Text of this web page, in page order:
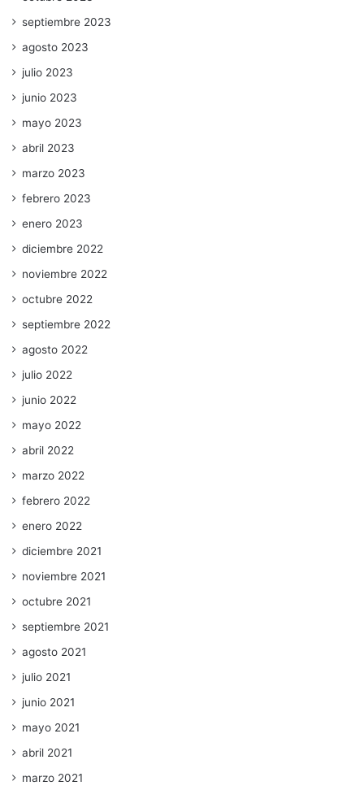
septiembre 2023
agosto 2023
julio 2023
junio 2023
mayo 2023
abril 2023
marzo 2023
febrero 2023
enero 2023
diciembre 2022
noviembre 2022
octubre 2022
septiembre 2022
agosto 2022
julio 2022
junio 2022
mayo 2022
abril 2022
marzo 2022
febrero 2022
enero 2022
diciembre 2021
noviembre 2021
octubre 2021
septiembre 2021
agosto 2021
julio 2021
junio 2021
mayo 2021
abril 2021
marzo 2021